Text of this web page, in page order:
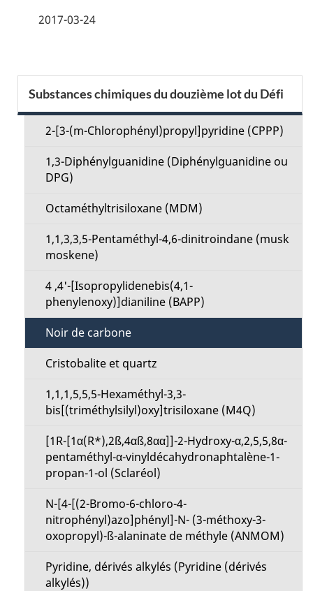
a
2017-03-24
e
Substances chimiques du douzième lot du Défi
2-[3-(m-Chlorophényl)propyl]pyridine (CPPP)
1,3-Diphénylguanidine (Diphénylguanidine ou
DPG)
Octaméthyltrisiloxane (MDM)
1,1,3,3,5-Pentaméthyl-4,6-dinitroindane (musk
moskene)
4 ,4'-[Isopropylidenebis(4,1-
phenylenoxy)]dianiline (BAPP)
Noir de carbone
Cristobalite et quartz
1,1,1,5,5,5-Hexaméthyl-3,3-
bis[(triméthylsilyl)oxy]trisiloxane (M4Q)
[1R-[1α(R*),2ß,4αß,8αα]]-2-Hydroxy-α,2,5,5,8α-
pentaméthyl-α-vinyldécahydronaphtalène-1-
propan-1-ol (Sclaréol)
N-[4-[(2-Bromo-6-chloro-4-
nitrophényl)azo]phényl]-N- (3-méthoxy-3-
oxopropyl)-ß-alaninate de méthyle (ANMOM)
Pyridine, dérivés alkylés (Pyridine (dérivés
alkylés))